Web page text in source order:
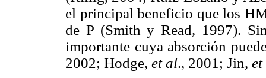
el principal beneficio que los
de P (Smith y Read, 1997).
importante cuya absorción
2002; Hodge, et al., 2001; Jin,